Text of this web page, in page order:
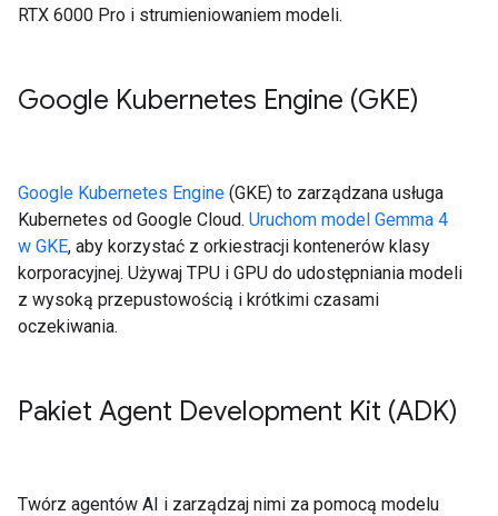
RTX 6000 Pro i strumieniowaniem modeli.
Google Kubernetes Engine (GKE)
Google Kubernetes Engine (GKE) to zarządzana usługa
Kubernetes od Google Cloud. Uruchom model Gemma 4
w GKE, aby korzystać z orkiestracji kontenerów klasy
korporacyjnej. Używaj TPU i GPU do udostępniania modeli
z wysoką przepustowością i krótkimi czasami
oczekiwania.
Pakiet Agent Development Kit (ADK)
Twórz agentów AI i zarządzaj nimi za pomocą modelu